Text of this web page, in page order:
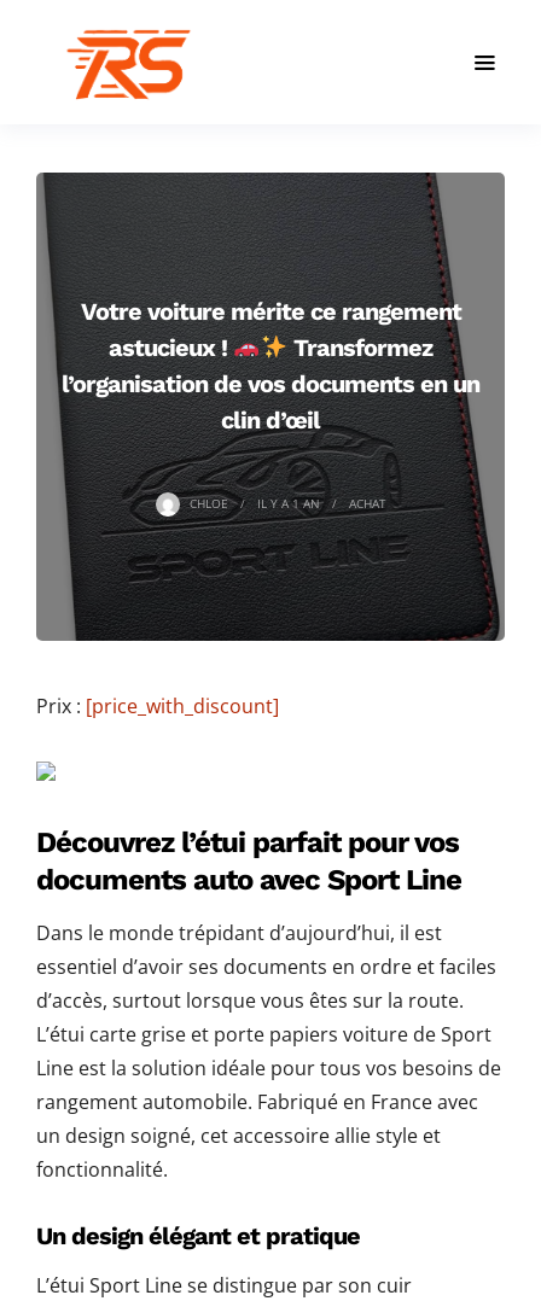
Votre voiture mérite ce rangement
astucieux !
Transformez
l’organisation de vos documents en un
clin d’œil
CHLOE IL Y A1 AN ACHAT
Prix : [price_with_discount]
Découvrez l’étui parfait pour vos
documents auto avec Sport Line
Dans le monde trépidant d’aujourd’hui, il est
essentiel d’avoir ses documents en ordre et faciles
d’accès, surtout lorsque vous êtes sur la route.
L’étui carte grise et porte papiers voiture de Sport
Line est la solution idéale pour tous vos besoins de
rangement automobile. Fabriqué en France avec
un design soigné, cet accessoire allie style et
fonctionnalité.
Un design élégant et pratique
L’étui Sport Line se distingue par son cuir